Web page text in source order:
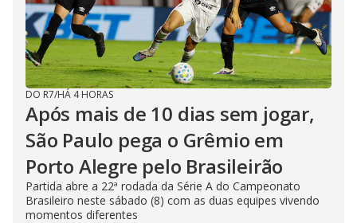
DO R7/HÁ 4 HORAS
Após mais de 10 dias sem jogar,
São Paulo pega o Grêmio em
Porto Alegre pelo Brasileirão
Partida abre a 22ª rodada da Série A do Campeonato
Brasileiro neste sábado (8) com as duas equipes vivendo
momentos diferentes